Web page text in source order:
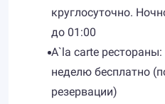
круглосуточно.
до 01:00
A`la carte
неделю бесплатно
резервации)